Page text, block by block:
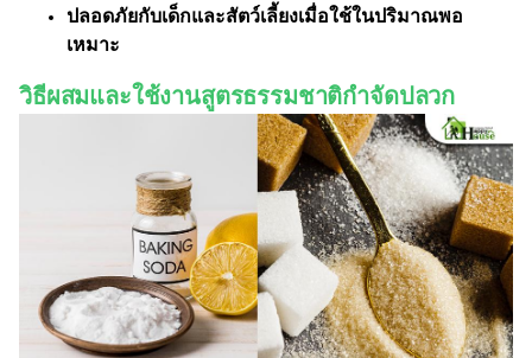
ปลอดภัยกับเด็กและสัตว์เลี้ยงเมื่อใช้ในปริมาณพอ
เหมาะ
วิธีผสมและใช้งานสูตรธรรมชาติกำจัดปลวก